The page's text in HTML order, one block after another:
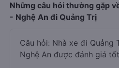
Những câu hỏi thường gặp
- Nghệ An đi Quảng Trị
Câu hỏi: Nhà xe đi Quảng
Nghệ An được đánh giá